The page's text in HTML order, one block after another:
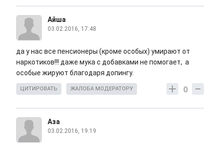
Айша
03.02.2016, 17:48
да у нас все пенсионеры (кроме особых) умирают от
наркотиков!!! даже мука с добавками не помогает, а
особые жируют благодаря допингу.
0
ЦИТИРОВАТЬ ЖАЛОБА МОДЕРАТОРУ
Аза
03.02.2016, 19:19